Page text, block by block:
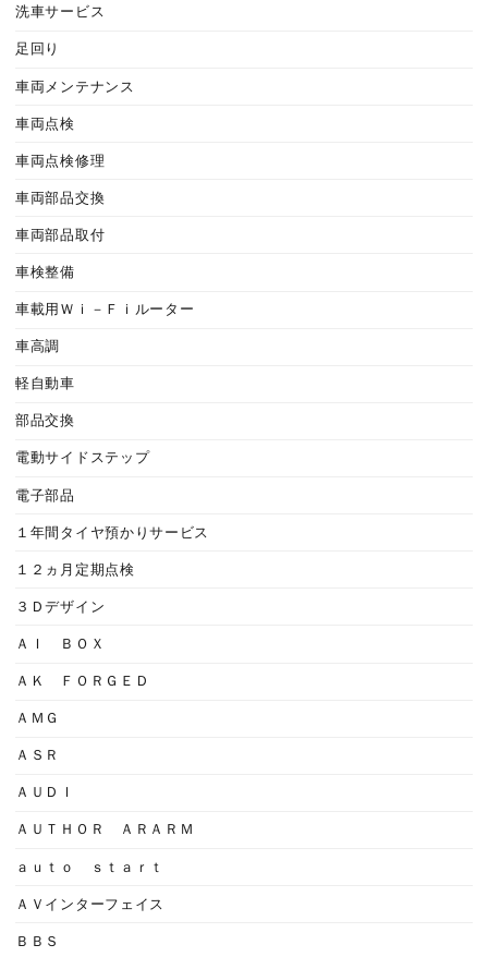
洗車サービス
足回り
車両メンテナンス
車両点検
車両点検修理
車両部品交換
車両部品取付
車検整備
車載用Ｗｉ－Ｆｉルーター
車高調
軽自動車
部品交換
電動サイドステップ
電子部品
１年間タイヤ預かりサービス
１２ヵ月定期点検
３Ｄデザイン
ＡＩ ＢＯＸ
ＡＫ ＦＯＲＧＥＤ
ＡＭＧ
ＡＳＲ
ＡＵＤＩ
ＡＵＴＨＯＲ ＡＲＡＲＭ
ａｕｔｏ ｓｔａｒｔ
ＡＶインターフェイス
ＢＢＳ